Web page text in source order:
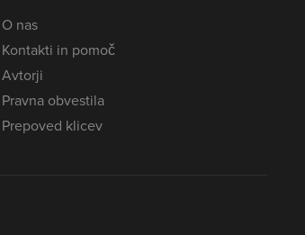
O nas
Kontakti in pomoč
Avtorji
Pravna obvestila
Prepoved klicev